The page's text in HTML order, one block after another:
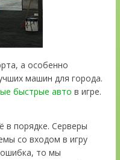
а особенно
машин для города.
быстрые авто в игре.
в порядке. Серверы
со входом в игру
ошибка, то мы